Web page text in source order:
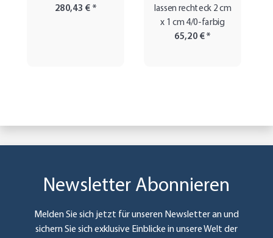
280,43 € * lassen rechteck 2 cm
x 1 cm 4/0-farbig
65,20 €*
Newsletter Abonnieren
Melden Sie sich jetzt für unseren Newsletter an und
sichern Sie sich exklusive Einblicke in unsere Welt der